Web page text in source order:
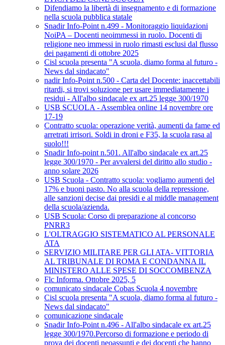
Difendiamo la libertà di insegnamento e di formazione
nella scuola pubblica statale
Snadir Info-Point n.499 - Monitoraggio liquidazioni
NoiPA – Docenti neoimmessi in ruolo. Docenti di
religione neo immessi in ruolo rimasti esclusi dal flusso
dei pagamenti di ottobre 2025
Cisl scuola presenta "A scuola, diamo forma al futuro -
News dal sindacato"
nadir Info-Point n.500 - Carta del Docente: inaccettabili
ritardi, si trovi soluzione per usare immediatamente i
residui - All'albo sindacale ex art.25 legge 300/1970
USB SCUOLA - Assemblea online 14 novembre ore
17-19
Contratto scuola: operazione verità, aumenti da fame ed
arretrati irrisori. Soldi in droni e F35, la scuola rasa al
suolo!!!
Snadir Info-point n.501. All'albo sindacale ex art.25
legge 300/1970 - Per avvalersi del diritto allo studio -
anno solare 2026
USB Scuola - Contratto scuola: vogliamo aumenti del
17% e buoni pasto. No alla scuola della repressione,
alle sanzioni decise dai presidi e al middle management
della scuola/azienda.
USB Scuola: Corso di preparazione al concorso
PNRR3
L'OLTRAGGIO SISTEMATICO AL PERSONALE
ATA
SERVIZIO MILITARE PER GLI ATA- VITTORIA
AL TRIBUNALE DI ROMA E CONDANNA IL
MINISTERO ALLE SPESE DI SOCCOMBENZA
Flc Informa. Ottobre 2025, 5
comunicato sindacale Cobas Scuola 4 novembre
Cisl scuola presenta "A scuola, diamo forma al futuro -
News dal sindacato"
comunicazione sindacale
Snadir Info-Point n.496 - All'albo sindacale ex art.25
legge 300/1970.Percorso di formazione e periodo di
prova dei docenti neoassunti e dei docenti che hanno